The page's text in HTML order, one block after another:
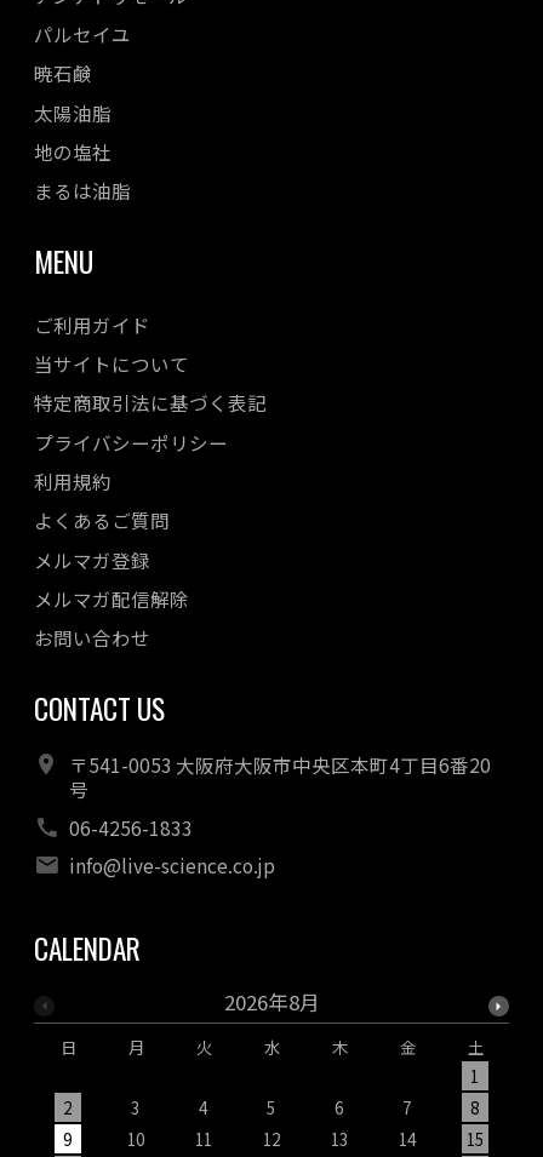
パルセイユ
暁石鹸
太陽油脂
地の塩社
まるは油脂
MENU
ご利用ガイド
当サイトについて
特定商取引法に基づく表記
プライバシーポリシー
利用規約
よくあるご質問
メルマガ登録
メルマガ配信解除
お問い合わせ
CONTACT US
〒541-0053 大阪府大阪市中央区本町4丁目6番20
号
06-4256-1833
info@live-science.co.jp
CALENDAR
2026年8月
日 月 火 水 木 金
土
1
2
3 4 5 6 7
8
9
10 11 12 13 14 15